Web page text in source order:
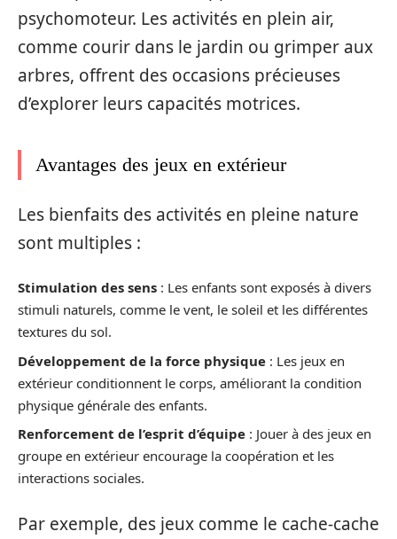
psychomoteur. Les activités en plein air,
comme courir dans le jardin ou grimper aux
arbres, offrent des occasions précieuses
d’explorer leurs capacités motrices.
Avantages des jeux en extérieur
Les bienfaits des activités en pleine nature
sont multiples :
Stimulation des sens : Les enfants sont exposés à divers
stimuli naturels, comme le vent, le soleil et les différentes
textures du sol.
Développement de la force physique : Les jeux en
extérieur conditionnent le corps, améliorant la condition
physique générale des enfants.
Renforcement de l’esprit d’équipe : Jouer à des jeux en
groupe en extérieur encourage la coopération et les
interactions sociales.
Par exemple, des jeux comme le cache-cache